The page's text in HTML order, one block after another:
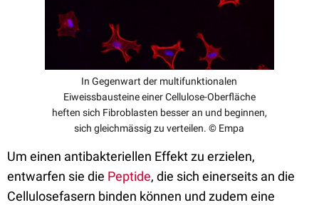
In Gegenwart der multifunktionalen
Eiweissbausteine einer Cellulose-Oberfläche
heften sich Fibroblasten besser an und beginnen,
sich gleichmässig zu verteilen. © Empa
Um einen antibakteriellen Effekt zu erzielen,
entwarfen sie die Peptide, die sich einerseits an die
Cellulosefasern binden können und zudem eine